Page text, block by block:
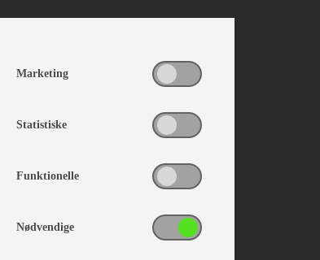
Marketing
Statistiske
Funktionelle
Nødvendige